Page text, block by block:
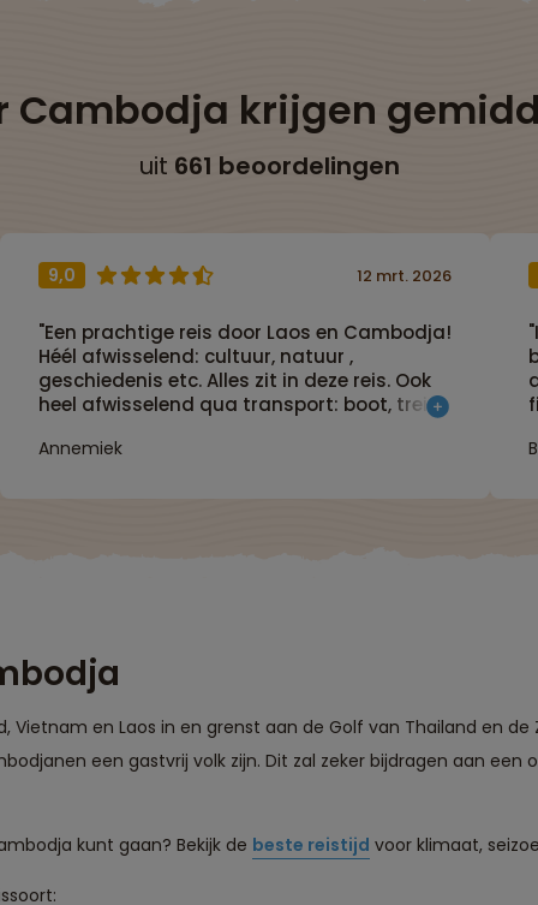
Cambodja krijgen
uit 661 beoordelingen
9,0
"Een prachtige reis door Laos en Cambodja!
Héél afwisselend: cultuur, natuur ,
geschiedenis etc. Alles zit in deze reis. Ook
heel afwisselend qua transport: boot, trein,
van beide landen op verschillende
Annemiek
12 mrt. 2026
Vietnam en Laos in en grenst aan de Golf van Thailand en de
een gastvrij volk zijn. Dit zal zeker bijdragen aan een
kunt gaan? Bekijk de beste reistijd voor klimaat,